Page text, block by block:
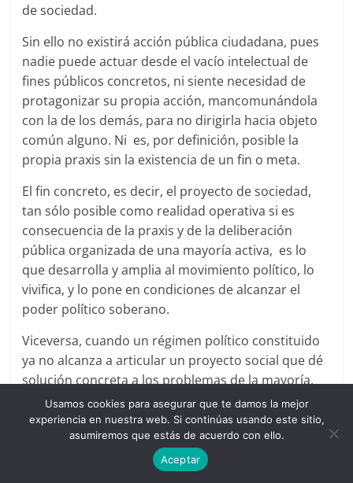
de sociedad.
Sin ello no existirá acción pública ciudadana, pues
nadie puede actuar desde el vacío intelectual de
fines públicos concretos, ni siente necesidad de
protagonizar su propia acción, mancomunándola
con la de los demás, para no dirigirla hacia objeto
común alguno. Ni es, por definición, posible la
propia praxis sin la existencia de un fin o meta.
El fin concreto, es decir, el proyecto de sociedad,
tan sólo posible como realidad operativa si es
consecuencia de la praxis y de la deliberación
pública organizada de una mayoría activa, es lo
que desarrolla y amplia al movimiento político, lo
vivifica, y lo pone en condiciones de alcanzar el
poder político soberano.
Viceversa, cuando un régimen político constituido
ya no alcanza a articular un proyecto social que dé
solución concreta a los problemas de la mayoría,
esa mayoría se disgrega, y el régimen se hunde, tal
como explica Rosenberg que le sucedió a la
democracia ateniense, según leemos en el libro.
Rosenberg nos presenta resumidamente el ideal
Usamos cookies para asegurar que te damos la mejor
experiencia en nuestra web. Si continúas usando este sitio,
asumiremos que estás de acuerdo con ello.
Aceptar